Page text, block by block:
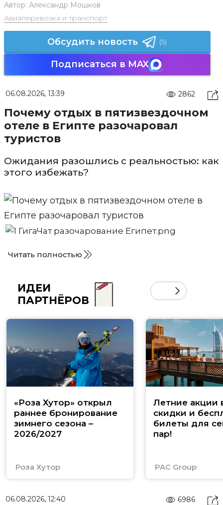
Автор: Александр Мошков
Авиаперевозка и транспорт
Обсудить новость (5)
Подписаться в MAX
06.08.2026, 13:39 2862
Почему отдых в пятизвездочном
отеле в Египте разочаровал
туристов
Ожидания разошлись с реальностью: как
этого избежать?
Читать полностью
ИДЕИ
ПАРТНЁРОВ
«Роза Хутор» открыл
раннее бронирование
зимнего сезона –
2026/2027
Роза Хутор
Летние акции
скидки и
билеты для
пар!
PAC Group
06.08.2026, 12:40 6986